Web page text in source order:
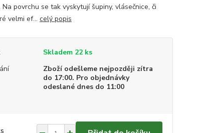
povrchu se tak vyskytují šupiny, vlásečnice, či
velmi ef... celý popis
Skladem 22 ks
Zboží odešleme nejpozději zítra
do 17:00. Pro objednávky
odeslané dnes do 11:00